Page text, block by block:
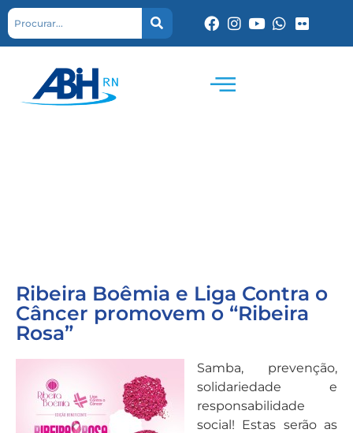
Ribeira Boêmia e Liga Contra o
Câncer promovem o “Ribeira
Rosa”
Samba, prevenção,
solidariedade e
responsabilidade
social! Estas serão as